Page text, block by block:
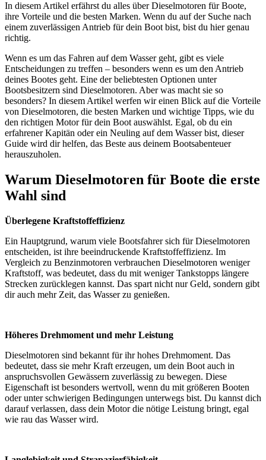
In diesem Artikel erfährst du alles über Dieselmotoren für Boote,
ihre Vorteile und die besten Marken. Wenn du auf der Suche nach
einem zuverlässigen Antrieb für dein Boot bist, bist du hier genau
richtig.
Wenn es um das Fahren auf dem Wasser geht, gibt es viele
Entscheidungen zu treffen – besonders wenn es um den Antrieb
deines Bootes geht. Eine der beliebtesten Optionen unter
Bootsbesitzern sind Dieselmotoren. Aber was macht sie so
besonders? In diesem Artikel werfen wir einen Blick auf die Vorteile
von Dieselmotoren, die besten Marken und wichtige Tipps, wie du
den richtigen Motor für dein Boot auswählst. Egal, ob du ein
erfahrener Kapitän oder ein Neuling auf dem Wasser bist, dieser
Guide wird dir helfen, das Beste aus deinem Bootsabenteuer
herauszuholen.
Warum Dieselmotoren für Boote die erste
Wahl sind
Überlegene Kraftstoffeffizienz
Ein Hauptgrund, warum viele Bootsfahrer sich für Dieselmotoren
entscheiden, ist ihre beeindruckende Kraftstoffeffizienz. Im
Vergleich zu Benzinmotoren verbrauchen Dieselmotoren weniger
Kraftstoff, was bedeutet, dass du mit weniger Tankstopps längere
Strecken zurücklegen kannst. Das spart nicht nur Geld, sondern gibt
dir auch mehr Zeit, das Wasser zu genießen.
Höheres Drehmoment und mehr Leistung
Dieselmotoren sind bekannt für ihr hohes Drehmoment. Das
bedeutet, dass sie mehr Kraft erzeugen, um dein Boot auch in
anspruchsvollen Gewässern zuverlässig zu bewegen. Diese
Eigenschaft ist besonders wertvoll, wenn du mit größeren Booten
oder unter schwierigen Bedingungen unterwegs bist. Du kannst dich
darauf verlassen, dass dein Motor die nötige Leistung bringt, egal
wie rau das Wasser wird.